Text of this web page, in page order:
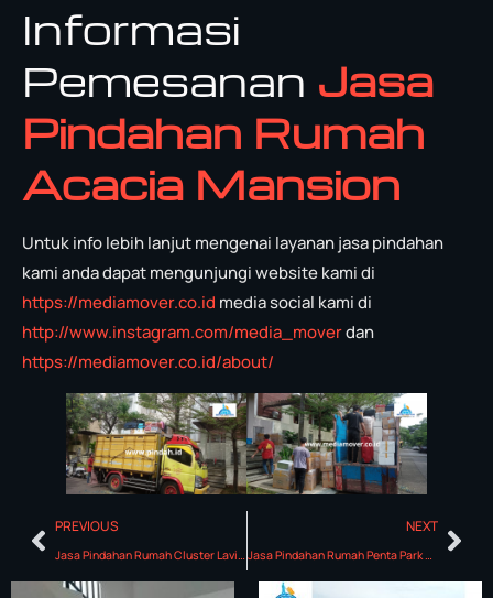
Informasi
Pemesanan Jasa
Pindahan Rumah
Acacia Mansion
Untuk info lebih lanjut mengenai layanan jasa pindahan
kami anda dapat mengunjungi website kami di
https://mediamover.co.id media social kami di
http://www.instagram.com/media_moverdan
https://mediamover.co.id/about/
PREVIOUS
Jasa Pindahan Rumah Cluster Lavia Living
NEXT
Jasa Pindahan Rumah Penta Park Residence